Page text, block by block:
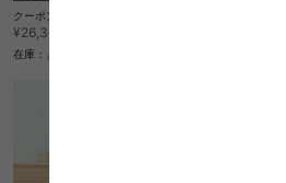
クーポン利用で
¥26,300→
在庫：△